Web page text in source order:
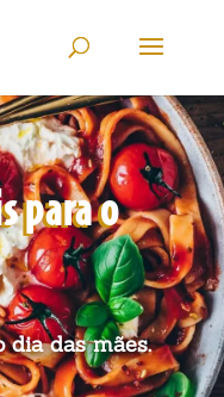
para o
dia das mães.